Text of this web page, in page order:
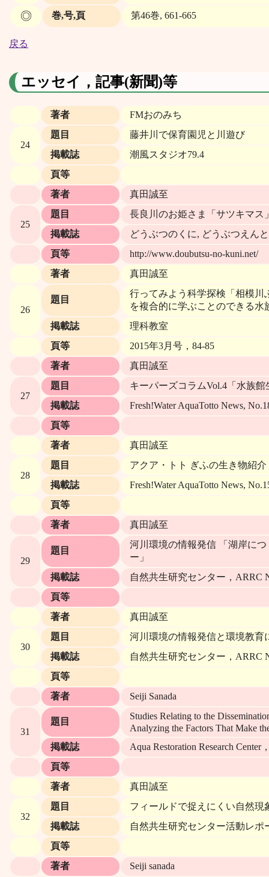
◎ 巻,号,頁 第46巻, 661-665
戻る
エッセイ，記事(新聞)等
著者 FMおのみち
24
題目
藤井川で保育園児と川遊び
掲載誌
潮風スタジオ79.4
頁等
著者
真田誠至
25
題目
長良川のお姫さま「サツキマス
掲載誌
どうぶつのくに, どうぶつえん
頁等
http://www.doubutsu-no-kuni.net/
著者
真田誠至
26
題目
行ってみよう科学探検「相模川
を複合的に学ぶことのできる水
掲載誌
理科教室
頁等
2015年3月号，84-85
著者
真田誠至
27
題目
キーパーズコラムVol.4「水族
掲載誌
Fresh!Water AquaTotto News,
頁等
著者
真田誠至
28
題目
アクア・トト ぎふの生き物紹
掲載誌
Fresh!Water AquaTotto News,
頁等
著者
真田誠至
29
題目
河川環境の情報発信 「湖岸に
ー」
掲載誌
自然共生研究センター，ARRC
頁等
著者
真田誠至
30
題目
河川環境の情報発信と環境教育
掲載誌
自然共生研究センター，ARRC
頁等
著者
Seiji Sanada
31
題目
Studies Relating to the
Analyzing the Factors That Make
掲載誌
Aqua Restoration Research
頁等
著者
真田誠至
32
題目
フィールドで捉えにくい自然
掲載誌
自然共生研究センター活動レ
頁等
著者
Seiji sanada